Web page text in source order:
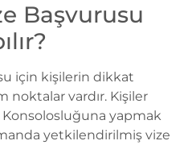
Başvurusu
için kişilerin dikkat
noktalar vardır. Kişiler
Konsolosluğuna yapmak
yetkilendirilmiş vize